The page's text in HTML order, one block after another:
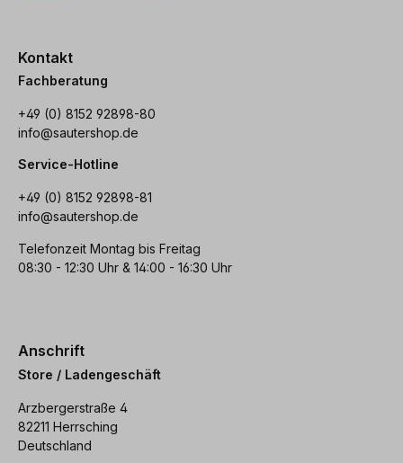
Kontakt
Fachberatung
+49 (0) 8152 92898-80
info@sautershop.de
Service-Hotline
+49 (0) 8152 92898-81
info@sautershop.de
Telefonzeit Montag bis Freitag
08:30 - 12:30 Uhr & 14:00 - 16:30 Uhr
Anschrift
Store / Ladengeschäft
Arzbergerstraße 4
82211 Herrsching
Deutschland